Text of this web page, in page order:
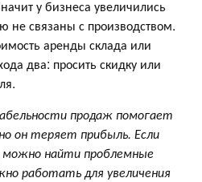
у бизнеса увеличились
не связаны с производством.
аренды склада или
два: просить скидку или
продаж помогает
он теряет прибыль. Если
можно найти проблемные
работать для увеличения